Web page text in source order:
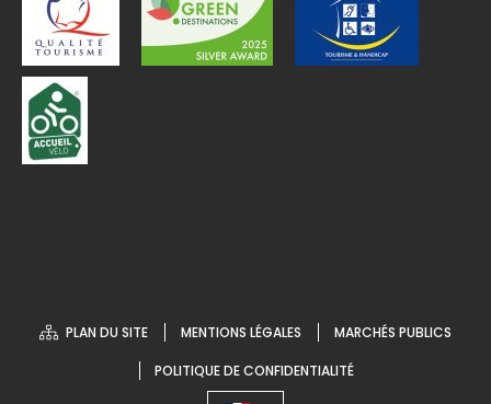
PLAN DU SITE MENTIONS LÉGALES MARCHÉS PUBLICS
POLITIQUE DE CONFIDENTIALITÉ